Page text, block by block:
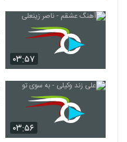
۰۳:۵۷
۰۳:۵۶